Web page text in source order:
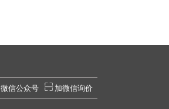
微信公众号 加微信询价